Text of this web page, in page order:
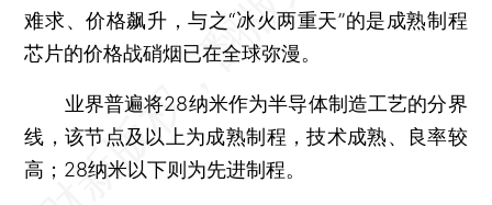
难求、价格飙升，与之“冰火两重天”的是成熟制程
芯片的价格战硝烟已在全球弥漫。
业界普遍将28纳米作为半导体制造工艺的分界
线，该节点及以上为成熟制程，技术成熟、良率较
高；28纳米以下则为先进制程。